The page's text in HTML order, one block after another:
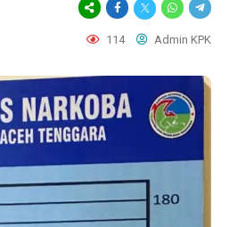
114 Admin KPK